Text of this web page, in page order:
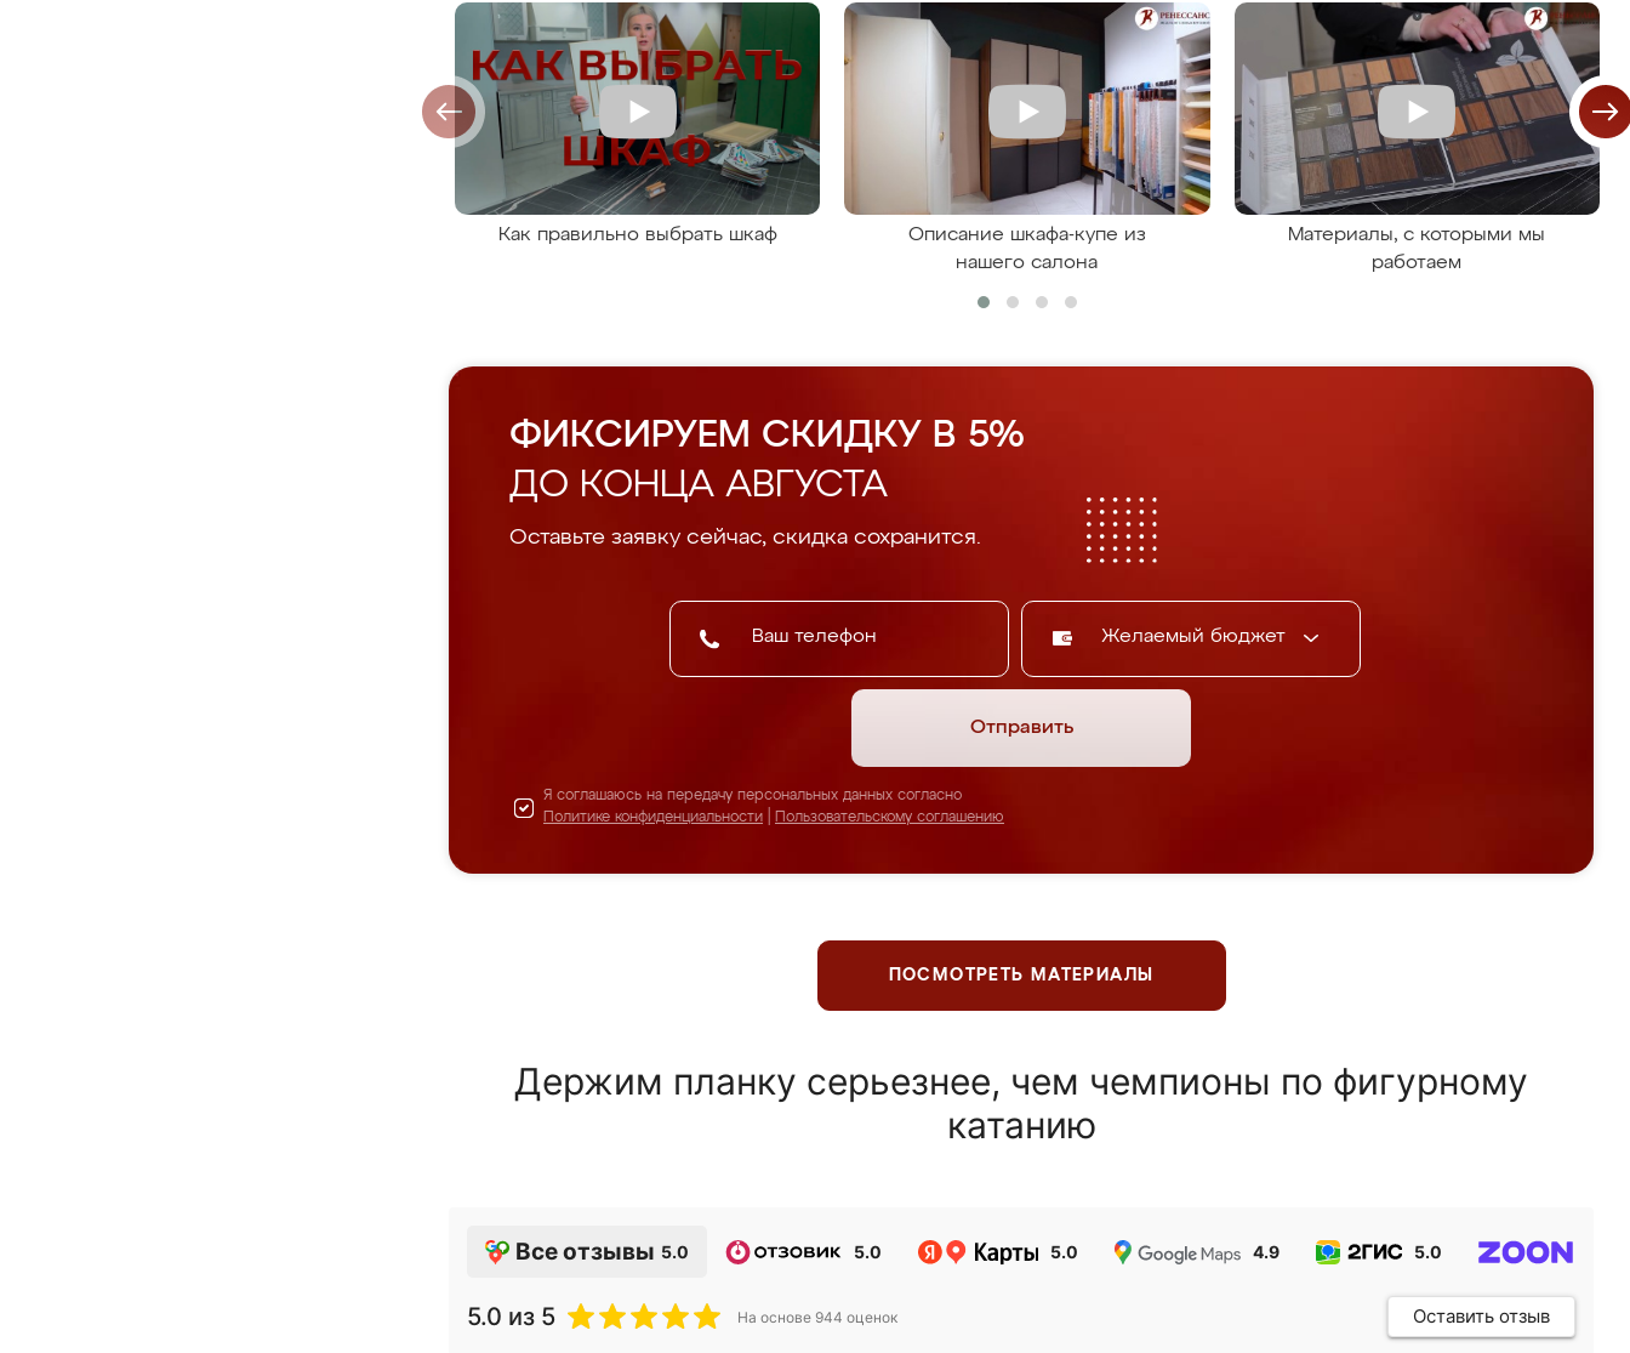
Как правильно выбрать шкаф
Описание шкафа-купе из
нашего салона
Материалы, с которыми мы
работаем
ФИКСИРУЕМ СКИДКУ В 5%
ДО КОНЦА АВГУСТА
Оставьте заявку сейчас, скидка сохранится.
Желаемый бюджет
Отправить
Я соглашаюсь на передачу персональных данных согласно
Политике конфиденциальности
Пользовательскому соглашению
ПОСМОТРЕТЬ МАТЕРИАЛЫ
Держим планку серьезнее, чем чемпионы по фигурному
катанию
Все отзывы 5.0 5.0 5.0 4.9 5.0
5.0 из 5 На основе 944 оценок Оставить отзыв